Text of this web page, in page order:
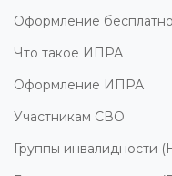
Оформление бесплатно
Что такое ИПРА
Оформление ИПРА
Участникам СВО
Группы инвалидности